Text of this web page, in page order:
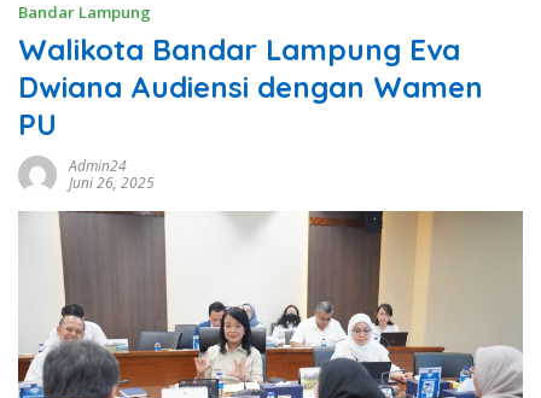
Bandar Lampung
Walikota Bandar Lampung Eva
Dwiana Audiensi dengan Wamen
PU
Admin24
Juni 26, 2025